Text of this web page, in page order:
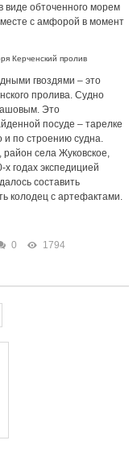
виде обточенного морем
с амфорой в момент
Керченский пролив
гвоздями – это
пролива. Судно
Это
посуде – тарелке
и по строению судна.
села Жуковское,
годах экспедицией
составить
колодец с артефактами.
0 1794